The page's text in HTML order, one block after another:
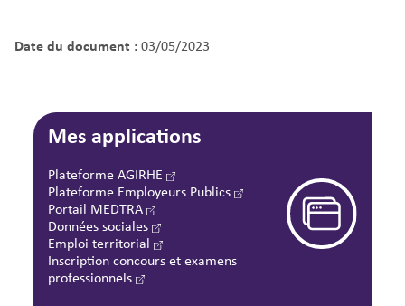
Date du document :03/05/2023
Mes applications
Plateforme AGIRHE
Plateforme Employeurs Publics
Portail MEDTRA
Données sociales
Emploi territorial
Inscription concours et examens
professionnels